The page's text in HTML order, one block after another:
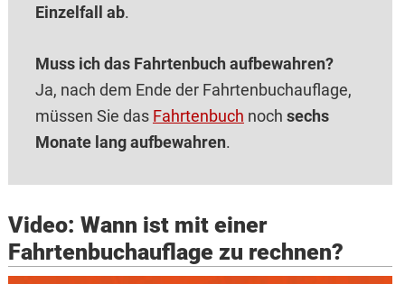
Einzelfall ab.
Muss ich das Fahrtenbuch aufbewahren?
Ja, nach dem Ende der Fahrtenbuchauflage,
müssen Sie das Fahrtenbuch noch sechs
Monate lang aufbewahren.
Video: Wann ist mit einer
Fahrtenbuchauflage zu rechnen?